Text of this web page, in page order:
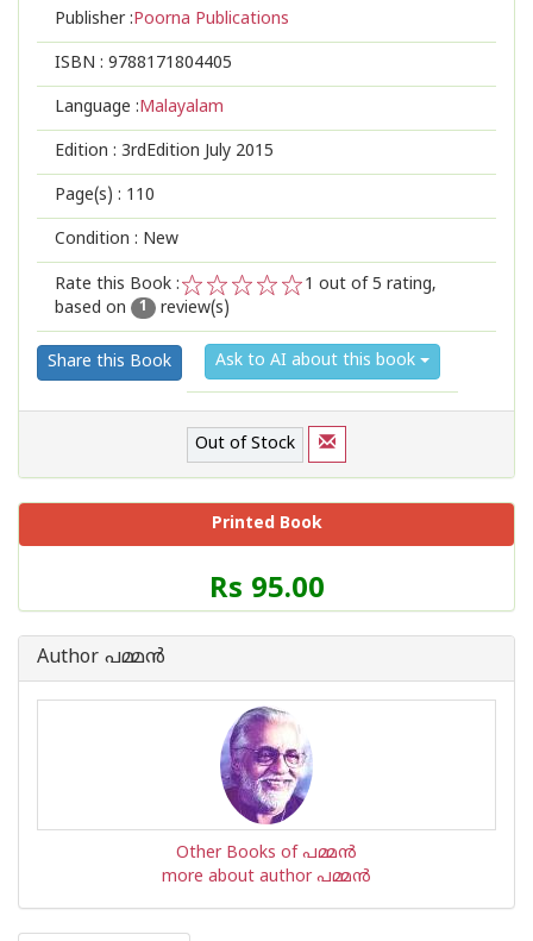
Publisher :Poorna Publications
ISBN : 9788171804405
Language :Malayalam
Edition : 3rdEdition July 2015
Page(s) : 110
Condition : New
Rate this Book :
2
1
1 out of 5 rating,
based on
1 review(s)
Share this Book Ask to AI about this book
Out of Stock
Printed Book
Price
of
Rs 95.00
Author പമ്മന്‍
Other Books of പമ്മന്‍
more about author പമ്മന്‍